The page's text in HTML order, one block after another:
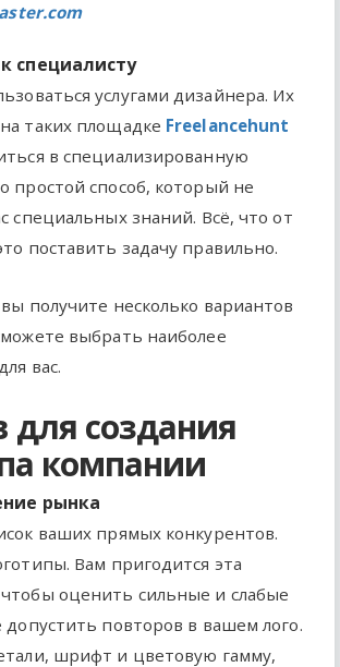
специалисту
услугами дизайнера. Их
таких площадке Freelancehunt
в специализированную
простой способ, который не
специальных знаний. Всё, что от
поставить задачу правильно.
получите несколько вариантов
выбрать наиболее
вас.
для создания
компании
рынка
ваших прямых конкурентов.
Вам пригодится эта
оценить сильные и слабые
повторов в вашем лого.
шрифт и цветовую гамму,